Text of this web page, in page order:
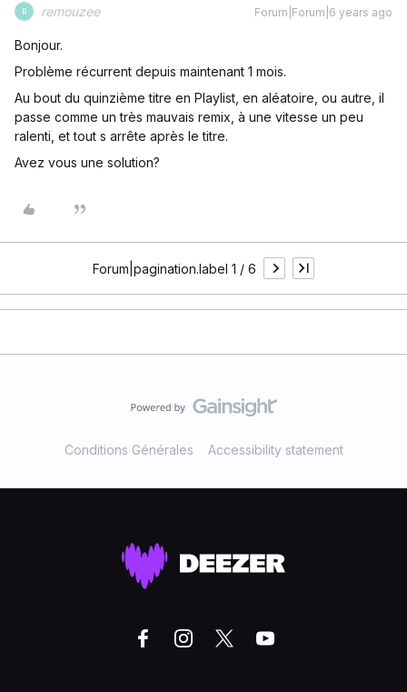
R remouzee Forum|Forum|6 years ago
Bonjour.
Problème récurrent depuis maintenant 1 mois.
Au bout du quinzième titre en Playlist, en aléatoire, ou autre, il
passe comme un très mauvais remix, à une vitesse un peu
ralenti, et tout s arrête après le titre.
Avez vous une solution?
Forum|pagination.label 1 / 6
Conditions Générales Accessibility statement